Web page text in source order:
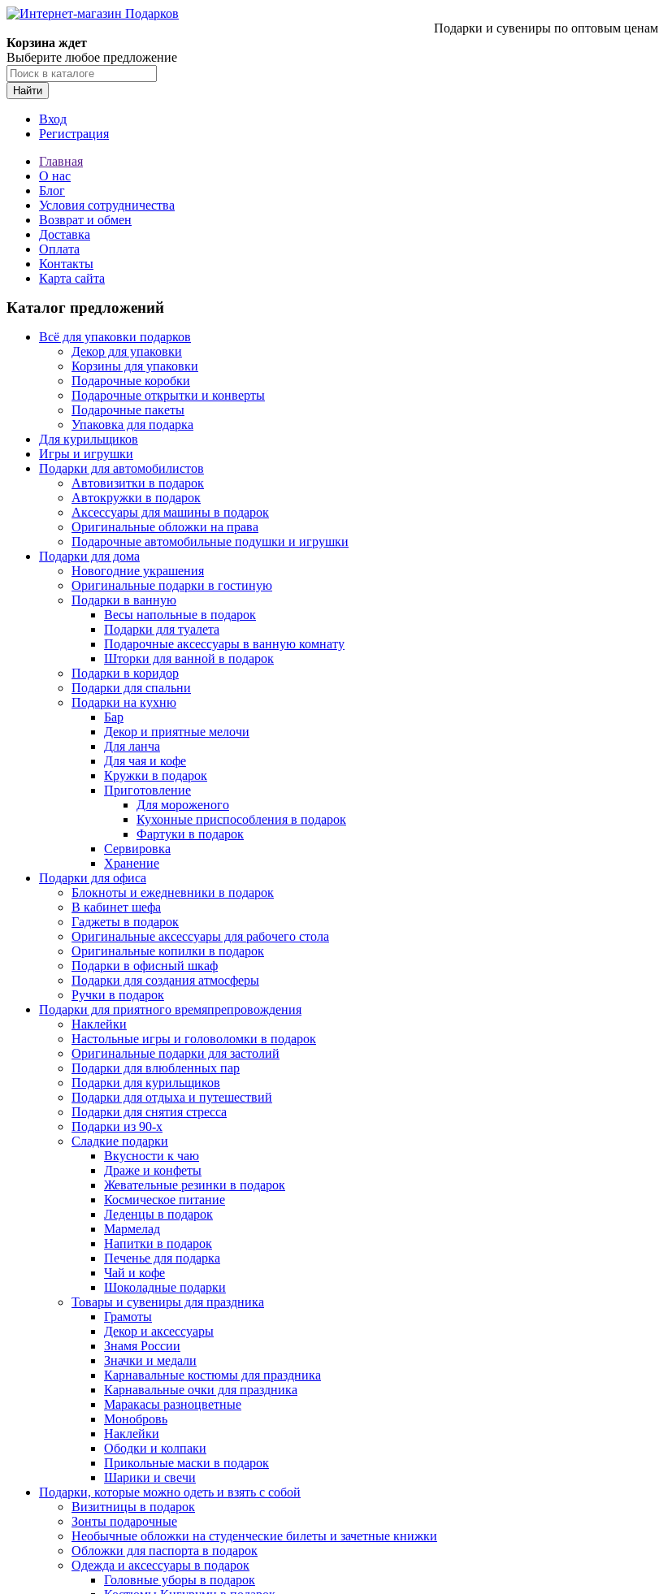
Подарки и сувениры по оптовым ценам
Корзина ждет
Выберите любое предложение
Найти
Вход
Регистрация
Главная
О нас
Блог
Условия сотрудничества
Возврат и обмен
Доставка
Оплата
Контакты
Карта сайта
Каталог предложений
Всё для упаковки подарков
Декор для упаковки
Корзины для упаковки
Подарочные коробки
Подарочные открытки и конверты
Подарочные пакеты
Упаковка для подарка
Для курильщиков
Игры и игрушки
Подарки для автомобилистов
Автовизитки в подарок
Автокружки в подарок
Аксессуары для машины в подарок
Оригинальные обложки на права
Подарочные автомобильные подушки и игрушки
Подарки для дома
Новогодние украшения
Оригинальные подарки в гостиную
Подарки в ванную
Весы напольные в подарок
Подарки для туалета
Подарочные аксессуары в ванную комнату
Шторки для ванной в подарок
Подарки в коридор
Подарки для спальни
Подарки на кухню
Бар
Декор и приятные мелочи
Для ланча
Для чая и кофе
Кружки в подарок
Приготовление
Для мороженого
Кухонные приспособления в подарок
Фартуки в подарок
Сервировка
Хранение
Подарки для офиса
Блокноты и ежедневники в подарок
В кабинет шефа
Гаджеты в подарок
Оригинальные аксессуары для рабочего стола
Оригинальные копилки в подарок
Подарки в офисный шкаф
Подарки для создания атмосферы
Ручки в подарок
Подарки для приятного времяпрепровождения
Наклейки
Настольные игры и головоломки в подарок
Оригинальные подарки для застолий
Подарки для влюбленных пар
Подарки для курильщиков
Подарки для отдыха и путешествий
Подарки для снятия стресса
Подарки из 90-х
Сладкие подарки
Вкусности к чаю
Драже и конфеты
Жевательные резинки в подарок
Космическое питание
Леденцы в подарок
Мармелад
Напитки в подарок
Печенье для подарка
Чай и кофе
Шоколадные подарки
Товары и сувениры для праздника
Грамоты
Декор и аксессуары
Знамя России
Значки и медали
Карнавальные костюмы для праздника
Карнавальные очки для праздника
Маракасы разноцветные
Монобровь
Наклейки
Ободки и колпаки
Прикольные маски в подарок
Шарики и свечи
Подарки, которые можно одеть и взять с собой
Визитницы в подарок
Зонты подарочные
Необычные обложки на студенческие билеты и зачетные книжки
Обложки для паспорта в подарок
Одежда и аксессуары в подарок
Головные уборы в подарок